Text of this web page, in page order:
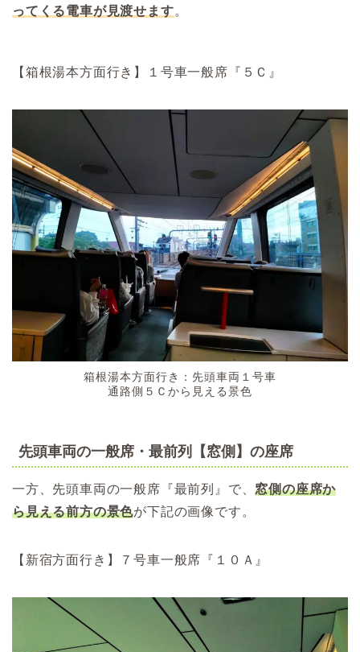
ってくる電車が見渡せます。
【箱根湯本方面行き】１号車一般席『５Ｃ』
箱根湯本方面行き：先頭車両１号車
通路側５Ｃから見える景色
先頭車両の一般席・最前列【窓側】の座席
一方、先頭車両の一般席『最前列』で、窓側の座席か
ら見える前方の景色が下記の画像です。
【新宿方面行き】７号車一般席『１０Ａ』